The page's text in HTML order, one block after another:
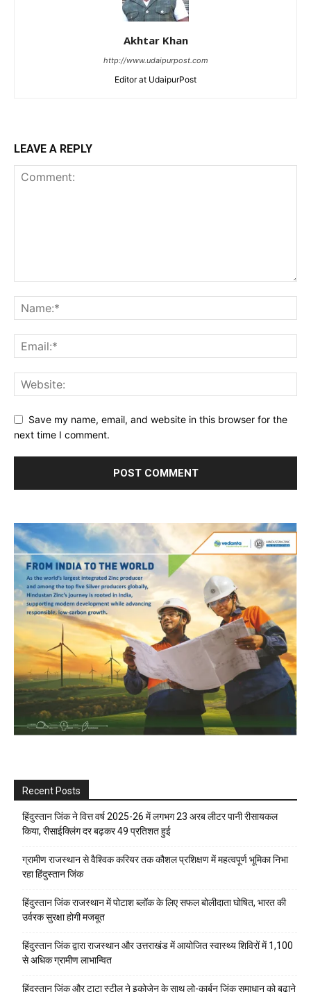
Akhtar Khan
http://www.udaipurpost.com
Editor at UdaipurPost
LEAVE A REPLY
Save my name, email, and website in this browser for the
next time I comment.
Recent Posts
हिंदुस्तान जिंक ने वित्त वर्ष 2025-26 में लगभग 23 अरब लीटर पानी रीसायकल
किया, रीसाईक्लिंग दर बढ़कर 49 प्रतिशत हुई
ग्रामीण राजस्थान से वैश्विक करियर तक कौशल प्रशिक्षण में महत्वपूर्ण भूमिका निभा
रहा हिंदुस्तान जिंक
हिंदुस्तान जिंक राजस्थान में पोटाश ब्लॉक के लिए सफल बोलीदाता घोषित, भारत की
उर्वरक सुरक्षा होगी मजबूत
हिंदुस्तान जिंक द्वारा राजस्थान और उत्तराखंड में आयोजित स्वास्थ्य शिविरों में 1,100
से अधिक ग्रामीण लाभान्वित
हिंदुस्तान जिंक और टाटा स्टील ने इकोजेन के साथ लो-कार्बन जिंक समाधान को बढ़ाने